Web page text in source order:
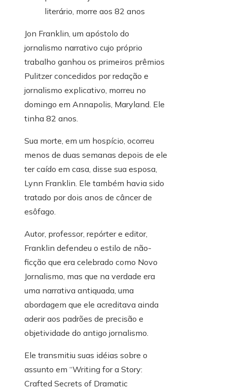
Jon Franklin, um apóstolo do
jornalismo narrativo cujo próprio
trabalho ganhou os primeiros prêmios
Pulitzer concedidos por redação e
jornalismo explicativo, morreu no
domingo em Annapolis, Maryland. Ele
tinha 82 anos.
Sua morte, em um hospício, ocorreu
menos de duas semanas depois de ele
ter caído em casa, disse sua esposa,
Lynn Franklin. Ele também havia sido
tratado por dois anos de câncer de
esôfago.
Autor, professor, repórter e editor,
Franklin defendeu o estilo de não-
ficção que era celebrado como Novo
Jornalismo, mas que na verdade era
uma narrativa antiquada, uma
abordagem que ele acreditava ainda
aderir aos padrões de precisão e
objetividade do antigo jornalismo.
Ele transmitiu suas idéias sobre o
assunto em “Writing for a Story:
Crafted Secrets of Dramatic